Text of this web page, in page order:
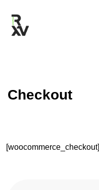
Checkout
[woocommerce_checkout]